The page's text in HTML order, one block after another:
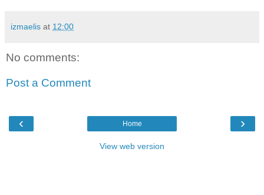
izmaelis at 12:00
No comments:
Post a Comment
‹ ›
Home
View web version